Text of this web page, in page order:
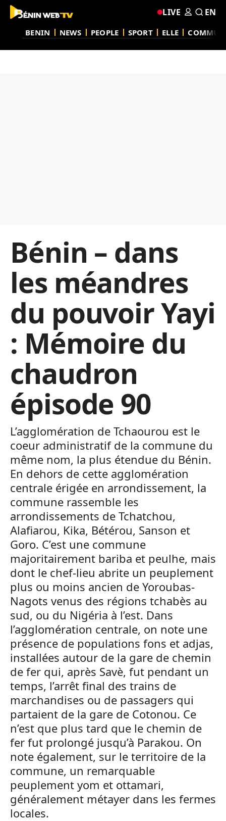
BENIN NEWS PEOPLE SPORT ELLE
LIVE EN
Bénin – dans
les méandres
du pouvoir Yayi
: Mémoire du
chaudron
épisode 90
L’agglomération de Tchaourou est le
coeur administratif de la commune du
même nom, la plus étendue du Bénin.
En dehors de cette agglomération
centrale érigée en arrondissement, la
commune rassemble les
arrondissements de Tchatchou,
Alafiarou, Kika, Bétérou, Sanson et
Goro. C’est une commune
majoritairement bariba et peulhe, mais
dont le chef-lieu abrite un peuplement
plus ou moins ancien de Yoroubas-
Nagots venus des régions tchabès au
sud, ou du Nigéria à l’est. Dans
l’agglomération centrale, on note une
présence de populations fons et adjas,
installées autour de la gare de chemin
de fer qui, après Savè, fut pendant un
temps, l’arrêt final des trains de
marchandises ou de passagers qui
partaient de la gare de Cotonou. Ce
n’est que plus tard que le chemin de
fer fut prolongé jusqu’à Parakou. On
note également, sur le territoire de la
commune, un remarquable
peuplement yom et ottamari,
généralement métayer dans les fermes
locales.